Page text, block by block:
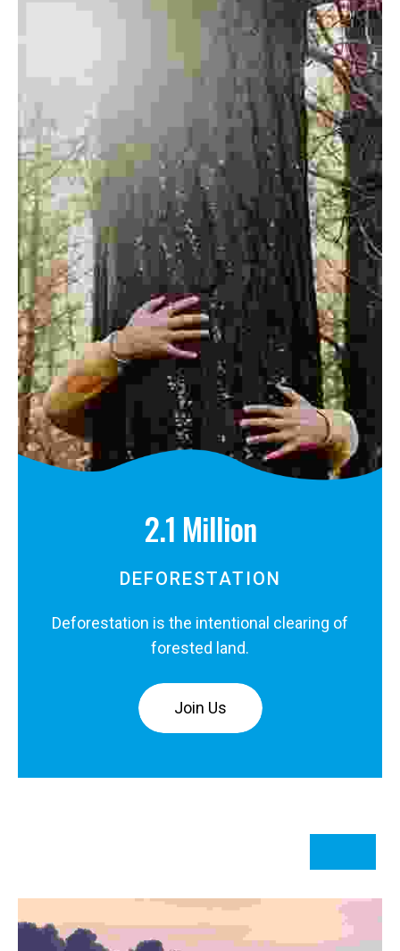
2.1 Million
DEFORESTATION
Deforestation is the intentional clearing of
forested land.
Join Us